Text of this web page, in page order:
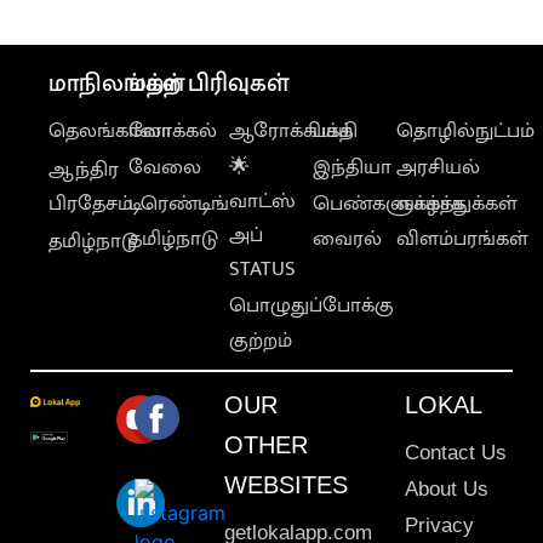
மாநிலங்கள்
தெலங்கானா
ஆந்திர
பிரதேசம்
தமிழ்நாடு
மற்ற பிரிவுகள்
லோக்கல்
வேலை
டிரெண்டிங்
தமிழ்நாடு
ஆரோக்கியம்
🌟
வாட்ஸ்
அப்
STATUS
பொழுதுப்போக்கு
குற்றம்
பக்தி
இந்தியா
பெண்களுக்காக
வைரல்
தொழில்நுட்பம்
அரசியல்
வாழ்த்துக்கள்
விளம்பரங்கள்
OUR
OTHER
WEBSITES
getlokalapp.com
LOKAL
Contact Us
About Us
Privacy